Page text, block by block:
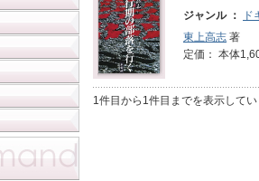
ジャンル ：
ド
東上高志 著
定価： 本体
1件目から1件目までを表示して